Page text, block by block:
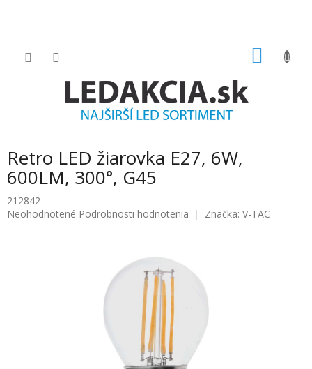
Retro LED žiarovka E27, 6W,
600LM, 300°, G45
212842
Priemerné
Neohodnotené Podrobnosti hodnotenia Značka: V-TAC